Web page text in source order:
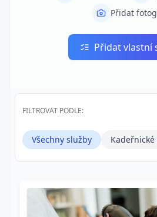
Přidat
Přidat vlastní
FILTROVAT PODLE:
Všechny služby